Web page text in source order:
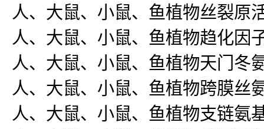
人、大鼠、小鼠、鱼植物丝裂原
人、大鼠、小鼠、鱼植物趋化因
人、大鼠、小鼠、鱼植物天门冬
人、大鼠、小鼠、鱼植物跨膜丝
人、大鼠、小鼠、鱼植物支链氨